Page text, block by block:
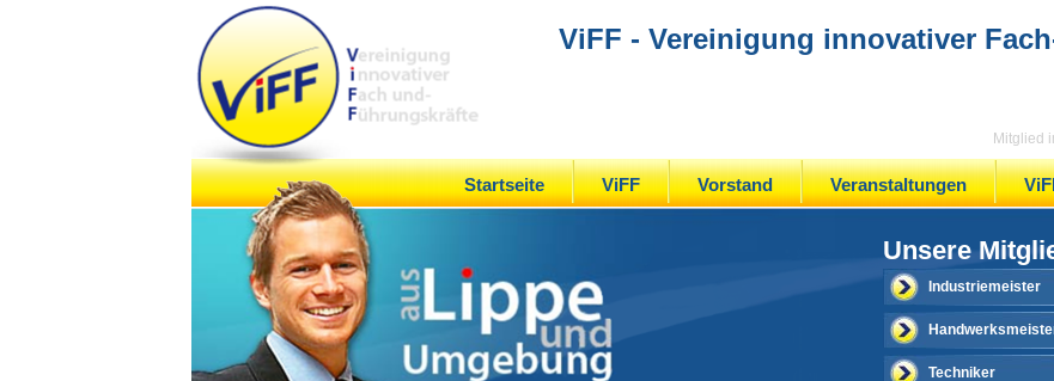
ViFF - Vereinigung innovativer
Mitglied
Startseite ViFF Vorstand Veranstaltungen
Unsere
Industriemeister
Techniker